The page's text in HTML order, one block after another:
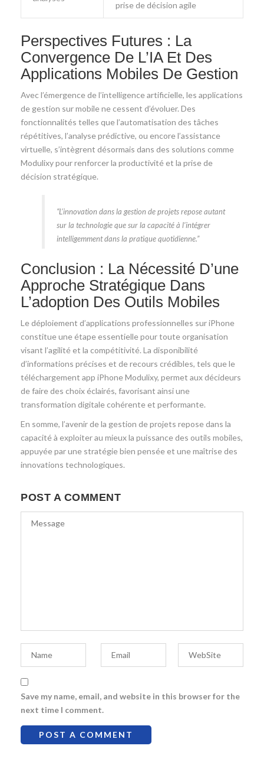
prise de décision agile
Perspectives Futures : La
Convergence De L’IA Et Des
Applications Mobiles De Gestion
Avec l’émergence de l’intelligence artificielle, les applications
de gestion sur mobile ne cessent d’évoluer. Des
fonctionnalités telles que l’automatisation des tâches
répétitives, l’analyse prédictive, ou encore l’assistance
virtuelle, s’intègrent désormais dans des solutions comme
Modulixy pour renforcer la productivité et la prise de
décision stratégique.
“L’innovation dans la gestion de projets repose autant
sur la technologie que sur la capacité à l’intégrer
intelligemment dans la pratique quotidienne.”
Conclusion : La Nécessité D’une
Approche Stratégique Dans
L’adoption Des Outils Mobiles
Le déploiement d’applications professionnelles sur iPhone
constitue une étape essentielle pour toute organisation
visant l’agilité et la compétitivité. La disponibilité
d’informations précises et de recours crédibles, tels que le
téléchargement app iPhone Modulixy, permet aux décideurs
de faire des choix éclairés, favorisant ainsi une
transformation digitale cohérente et performante.
En somme, l’avenir de la gestion de projets repose dans la
capacité à exploiter au mieux la puissance des outils mobiles,
appuyée par une stratégie bien pensée et une maîtrise des
innovations technologiques.
POST A COMMENT
Save my name, email, and website in this browser for the
next time I comment.